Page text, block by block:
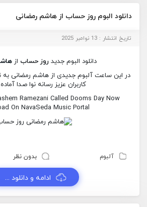
دانلود البوم روز حساب از هاشم رمضانی
تاریخ انتشار : 13 نوامبر 2025
دانلود البوم جدیدروز حساب از
در این ساعت آلبوم جدیدی از هاشم رمضانی به
کاربران عزیز رسانه نوا صدا
Ramezani Called Dooms Day Now
On NavaSeda Music Portal
آلبوم بدون نظر
ادامه و دانلود ...